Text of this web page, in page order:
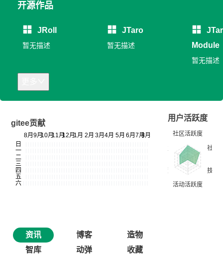
开源作品
JRoll
暂无描述
JTaro
暂无描述
Module
暂无描述
gitee贡献
用户活跃度
资讯 博客
造物
智库
动弹
收藏